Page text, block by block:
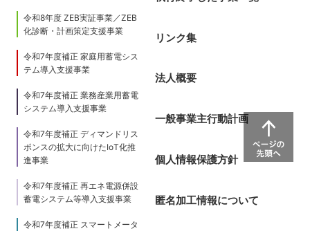
令和8年度 ZEB実証事業／ZEB
化診断・計画策定支援事業
令和7年度補正 家庭用蓄電シス
テム導入支援事業
令和7年度補正 業務産業用蓄電
システム導入支援事業
令和7年度補正 ディマンドリス
ポンスの拡大に向けたIoT化推
進事業
令和7年度補正 再エネ電源併設
蓄電システム等導入支援事業
令和7年度補正 スマートメータ
リンク集
法人概要
一般事業主行動計画
個人情報保護方針
匿名加工情報について